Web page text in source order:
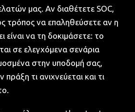
μας. Αν διαθέτετε SOC,
τρόπος να επαληθεύσετε αν η
είναι να τη δοκιμάσετε: το
σε ελεγχόμενα σενάρια
στην υποδομή σας,
τι ανιχνεύεται και τι